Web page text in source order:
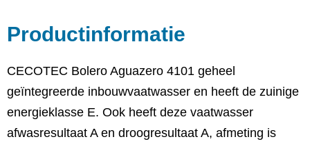
Productinformatie
CECOTEC Bolero Aguazero 4101 geheel
geïntegreerde inbouwvaatwasser en heeft de zuinige
energieklasse E. Ook heeft deze vaatwasser
afwasresultaat A en droogresultaat A, afmeting is